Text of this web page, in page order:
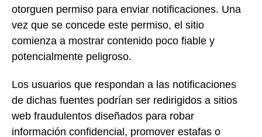
otorguen permiso para enviar notificaciones. Una
vez que se concede este permiso, el sitio
comienza a mostrar contenido poco fiable y
potencialmente peligroso.
Los usuarios que respondan a las notificaciones
de dichas fuentes podrían ser redirigidos a sitios
web fraudulentos diseñados para robar
información confidencial, promover estafas o